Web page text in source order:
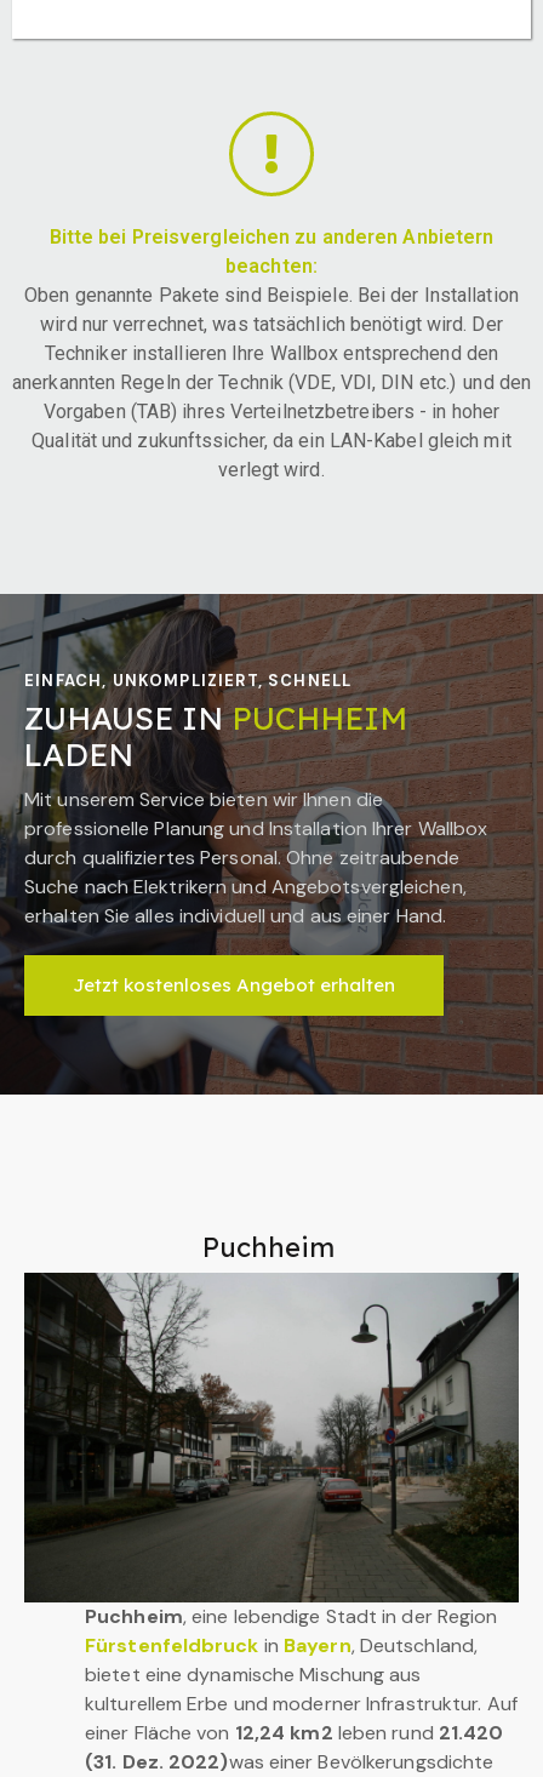
Bitte bei Preisvergleichen zu anderen Anbietern
beachten:
Oben genannte Pakete sind Beispiele. Bei der Installation
wird nur verrechnet, was tatsächlich benötigt wird. Der
Techniker installieren Ihre Wallbox entsprechend den
anerkannten Regeln der Technik (VDE, VDI, DIN etc.) und den
Vorgaben (TAB) ihres Verteilnetzbetreibers - in hoher
Qualität und zukunftssicher, da ein LAN-Kabel gleich mit
verlegt wird.
EINFACH, UNKOMPLIZIERT, SCHNELL
ZUHAUSE INPUCHHEIM
LADEN
Mit unserem Service bieten wir Ihnen die
professionelle Planung und Installation Ihrer Wallbox
durch qualifiziertes Personal. Ohne zeitraubende
Suche nach Elektrikern und Angebotsvergleichen,
erhalten Sie alles individuell und aus einer Hand.
Jetzt kostenloses Angebot erhalten
Puchheim
Puchheim, eine lebendige Stadt in der Region
Fürstenfeldbruck in Bayern, Deutschland,
bietet eine dynamische Mischung aus
kulturellem Erbe und moderner Infrastruktur. Auf
einer Fläche von 12,24 km2 leben rund 21.420
(31. Dez. 2022)was einer Bevölkerungsdichte